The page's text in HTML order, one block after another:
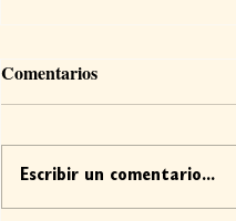
Comentarios
Escribir un comentario...